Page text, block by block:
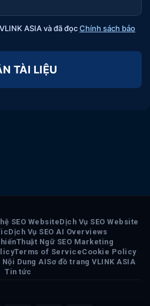
ASIA và đã đọcChính sách bảo
TÀI LIỆU
SEO WebsiteDịch Vụ SEO Website
Dịch Vụ SEO AI Overviews
Thuật Ngữ SEO Marketing
Terms of ServiceCookie Policy
Dung AISơ đồ trang VLINK ASIA
Tin tức